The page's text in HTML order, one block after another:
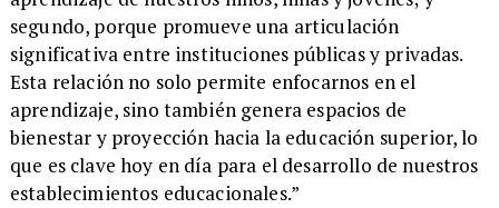
segundo, porque promueve una articulación
significativa entre instituciones públicas y privadas.
Esta relación no solo permite enfocarnos en el
aprendizaje, sino también genera espacios de
bienestar y proyección hacia la educación superior, lo
que es clave hoy en día para el desarrollo de nuestros
establecimientos educacionales.”